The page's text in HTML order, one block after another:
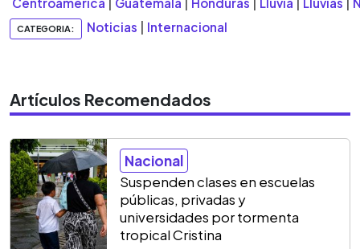
CATEGORIA: Noticias Internacional
Artículos Recomendados
Nacional
Suspenden clases en escuelas
públicas, privadas y
universidades por tormenta
tropical Cristina